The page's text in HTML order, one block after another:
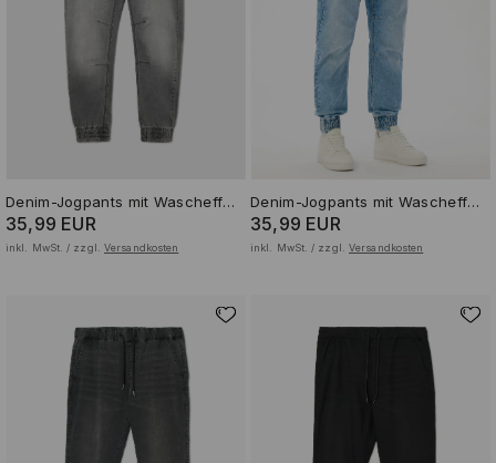
Denim-Jogpants mit Wascheffekt
35,99 EUR
inkl. MwSt. / zzgl. Versandkosten
Denim-Jogpants mit Wascheffekt
35,99 EUR
inkl. MwSt. / zzgl. Versandkosten